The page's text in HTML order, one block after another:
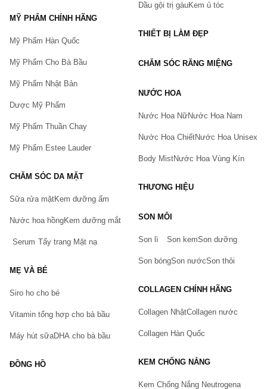
Bạn gặp vấn đề về sản phẩm hay mua hàng?
Hãy báo lỗi cho chúng tôi. Hoặc gọi cho chúng tôi qua số
MỸ PHẨM CHÍNH HÃNG
Mỹ Phẩm Hàn Quốc
Mỹ Phẩm Cho Bà Bầu
Mỹ Phẩm Nhật Bản
Dược Mỹ Phẩm
Mỹ Phẩm Thuần Chay
Mỹ Phẩm Estee Lauder
CHĂM SÓC DA MẶT
Sữa rửa mặtKem dưỡng ẩm
Nước hoa hồngKem dưỡng mắt
Serum Tẩy trang Mặt nạ
MẸ VÀ BÉ
Siro ho cho bé
Vitamin tổng hợp cho bà bầu
Máy hút sữaDHA cho bà bầu
ĐỒNG HỒ
Dầu gội trị gàuKem ủ tóc
THIẾT BỊ LÀM ĐẸP
CHĂM SÓC RĂNG MIỆNG
NƯỚC HOA
Nước Hoa NữNước Hoa Nam
Nước Hoa ChiếtNước Hoa Unisex
Body MistNước Hoa Vùng Kín
THƯƠNG HIỆU
SON MÔI
Son lì Son kemSon dưỡng
Son bóngSon nướcSon thỏi
COLLAGEN CHÍNH HÃNG
Collagen NhậtCollagen nước
Collagen Hàn Quốc
KEM CHỐNG NẮNG
Kem Chống Nắng Neutrogena